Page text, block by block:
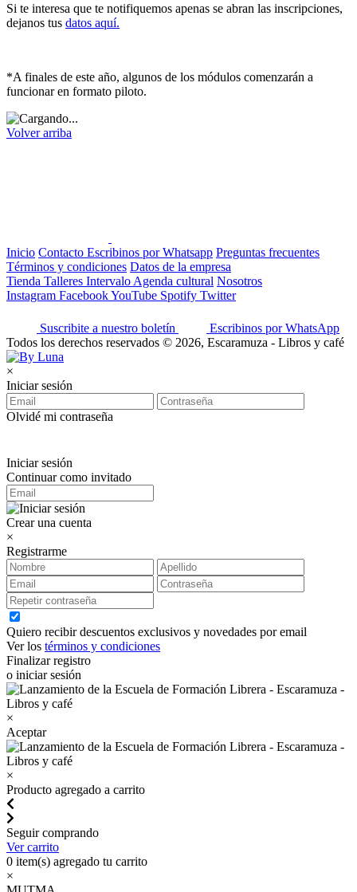
Si te interesa que te notifiquemos apenas se abran las inscripciones,
dejanos tus datos aquí.
*A finales de este año, algunos de los módulos comenzarán a
funcionar en formato piloto.
Volver arriba
Inicio Contacto Escribinos por Whatsapp Preguntas frecuentes
Términos y condiciones Datos de la empresa
Tienda Talleres Intervalo Agenda cultural Nosotros
Instagram FacebookYouTube Spotify Twitter
Suscribite a nuestro boletín
Escribinos por WhatsApp
Todos los derechos reservados © 2026, Escaramuza - Libros y café
×
Iniciar sesión
Olvidé mi contraseña
Iniciar sesión
Continuar como invitado
Crear una cuenta
×
Registrarme
Quiero recibir descuentos exclusivos y novedades por email
Ver los términos y condiciones
Finalizar registro
o iniciar sesión
×
Aceptar
×
Producto agregado a carrito
Seguir comprando
Ver carrito
0 item(s) agregado tu carrito
×